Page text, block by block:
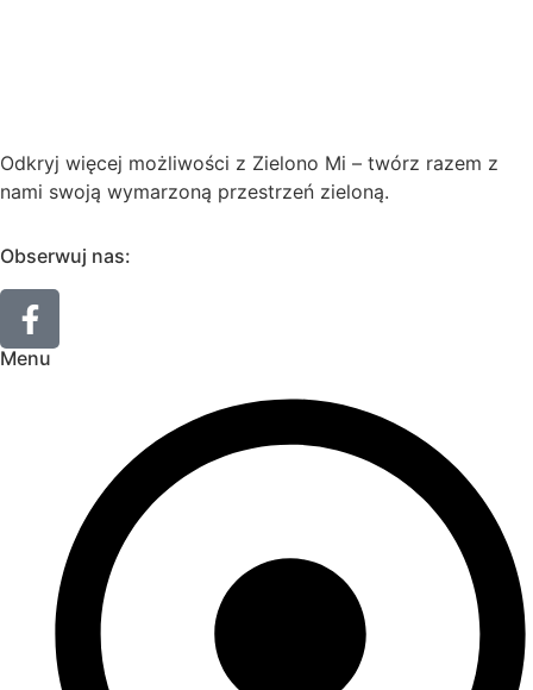
Odkryj więcej możliwości z Zielono Mi – twórz razem z
nami swoją wymarzoną przestrzeń zieloną.
Obserwuj nas:
Menu